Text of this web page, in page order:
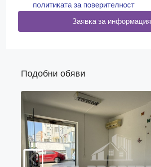
политиката за поверителност
Заявка за информация
Подобни обяви